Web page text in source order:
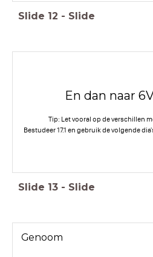
Slide 12 - Slide
En dan naar 6V
Tip: Let vooral op de verschillen
Bestudeer 17.1 en gebruik de volgende
Slide 13 - Slide
Genoom